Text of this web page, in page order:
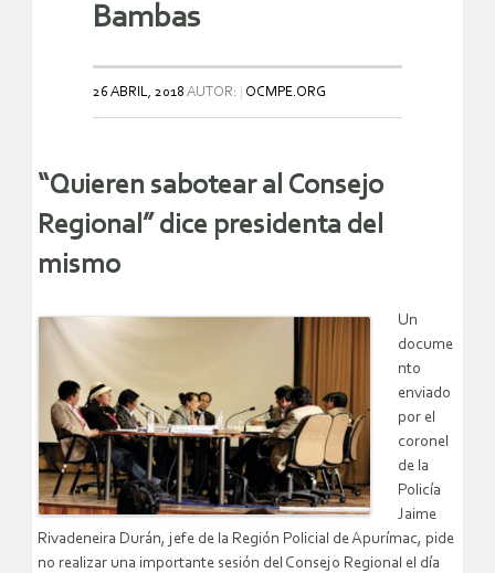
Bambas
26 ABRIL, 2018 AUTOR: OCMPE.ORG
“Quieren sabotear al Consejo
Regional” dice presidenta del
mismo
Un
docume
nto
enviado
por el
coronel
de la
Policía
Jaime
Rivadeneira Durán, jefe de la Región Policial de Apurímac, pide
no realizar una importante sesión del Consejo Regional el día